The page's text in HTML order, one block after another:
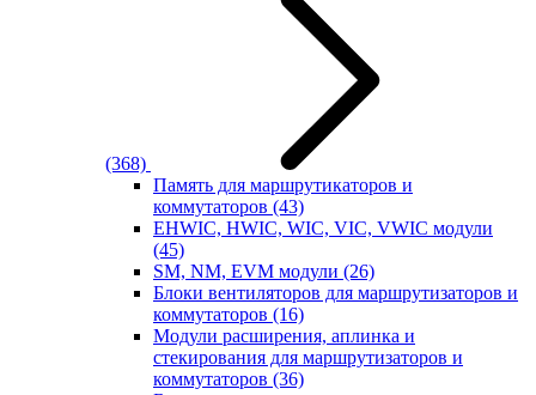
(368)
Память для маршрутикаторов и
коммутаторов (43)
EHWIC, HWIC, WIC, VIC, VWIC модули
(45)
SM, NM, EVM модули (26)
Блоки вентиляторов для маршрутизаторов и
коммутаторов (16)
Модули расширения, аплинка и
стекирования для маршрутизаторов и
коммутаторов (36)